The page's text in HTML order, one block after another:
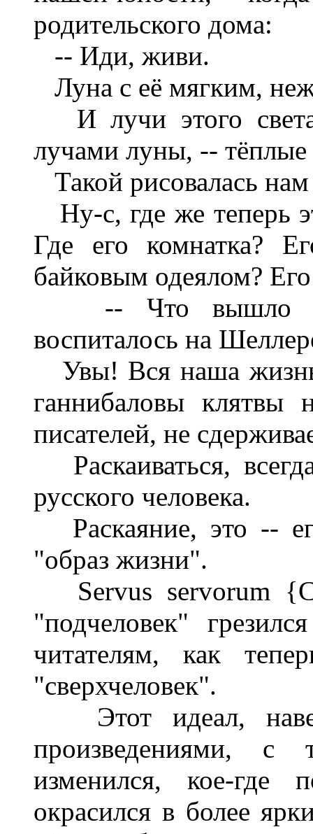
родительского дома:
-- Иди, живи.
Луна с её мягким,
И лучи этого
лучами луны, --
Такой рисовалась
Ну-с, где же теперь
Где его комнатка?
байковым одеялом?
-- Что вышло из
воспиталось на
Увы! Вся наша жизнь
ганнибаловы
писателей, не
Раскаиваться,
русского человека.
Раскаяние, это --
"образ жизни".
Servus servorum
"подчеловек"
читателям, как
"сверхчеловек".
Этот идеал,
произведениями, с
изменился, кое-где
окрасился в более